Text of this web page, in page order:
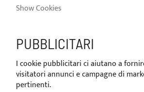
GENERAL INFORMATION
Contacts
Who we are
Show Cookies
PUBBLICITARI
I cookie pubblicitari ci aiutano a
visitatori annunci e campagne di
pertinenti.